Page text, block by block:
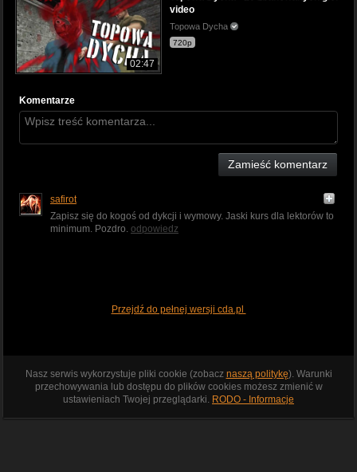
02:47
video
Topowa Dycha
720p
Komentarze
Zamieść komentarz
safirot
Zapisz się do kogoś od dykcji i wymowy. Jaski kurs dla lektorów to
minimum. Pozdro. odpowiedz
Przejdź do pełnej wersji cda.pl
Nasz serwis wykorzystuje pliki cookie (zobacz naszą politykę). Warunki
przechowywania lub dostępu do plików cookies możesz zmienić w
ustawieniach Twojej przeglądarki. RODO - Informacje